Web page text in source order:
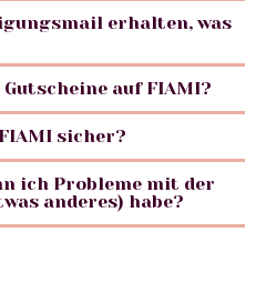
erhalten, was
auf FIAMI?
sicher?
ich Probleme mit der
anderes) habe?